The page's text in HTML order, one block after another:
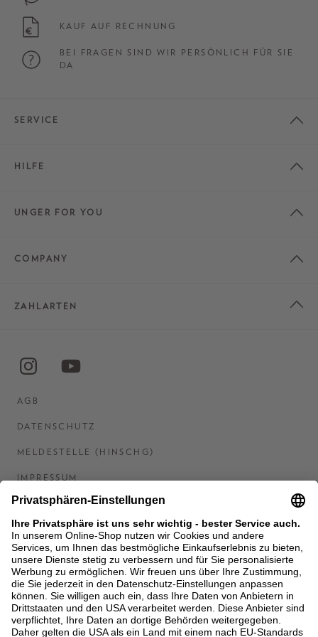
KAUF AUF RECHNUNG
BEI FRAGEN SIND WIR PERSÖNLICH FÜR SIE
DA
SERVICE
HILFE
UNGER FOR YOU
COMPANY
ZAHLARTEN
AGB
DATENSCHUTZ
MELDESTELLE (HINSCHG)
IMPRESSUM
BARRIEREFREIHEITSERKLÄRUNG
KONTAKT
COOKIES
MEN'S WORLD: BRAUN HAMBURG
Ein Unternehmen der Unger GmbH & Co. KG